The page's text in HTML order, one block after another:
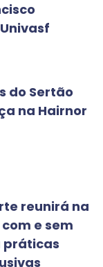
do Sertão
na Hairnor
reunirá na
e sem
práticas